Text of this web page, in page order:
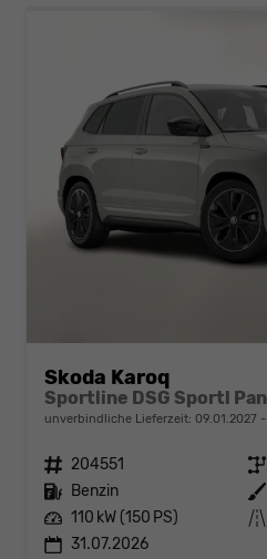
Skoda Karoq
unverbindliche Lieferzeit: 09.01.2027
Fahrzeugnr. 204551 Getriebe
Kraftstoff Benzin Außenfarbe
Leistung 110 kW (150 PS) Kilometerstand
31.07.2026